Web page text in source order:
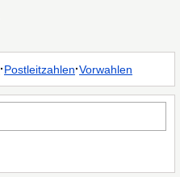
·Postleitzahlen·Vorwahlen